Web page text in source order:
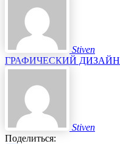
Stiven
ГРАФИЧЕСКИЙ ДИЗАЙН
Stiven
Поделиться: